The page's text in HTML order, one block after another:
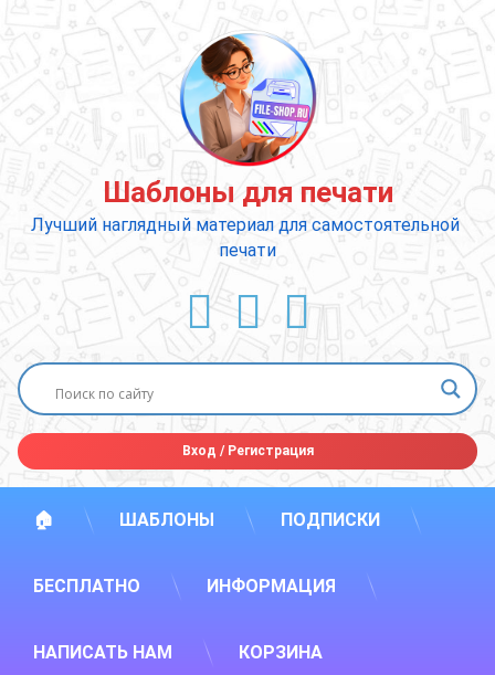
содержимому
Шаблоны для печати
Лучший наглядный материал для самостоятельной
печати
ВКонтакте
YouTube
E-mail
Вход /Регистрация
🏠 ШАБЛОНЫ ПОДПИСКИ
БЕСПЛАТНО ИНФОРМАЦИЯ
НАПИСАТЬ НАМ КОРЗИНА